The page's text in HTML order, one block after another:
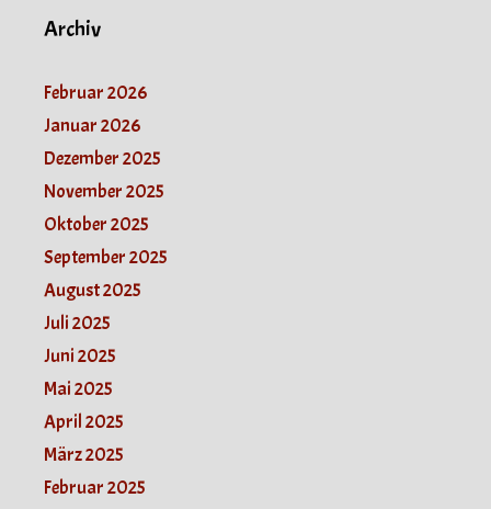
Archiv
Februar 2026
Januar 2026
Dezember 2025
November 2025
Oktober 2025
September 2025
August 2025
Juli 2025
Juni 2025
Mai 2025
April 2025
März 2025
Februar 2025